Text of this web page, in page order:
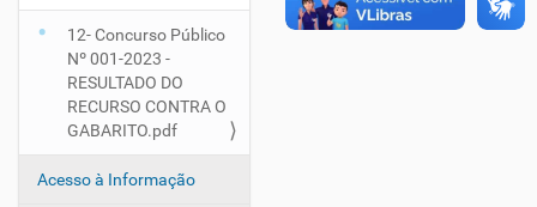
12- Concurso Público
Nº 001-2023 -
RESULTADO DO
RECURSO CONTRA O
GABARITO.pdf
Acesso à Informação